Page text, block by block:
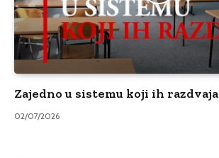
Zajedno u sistemu koji ih razdvaja
02/07/2026